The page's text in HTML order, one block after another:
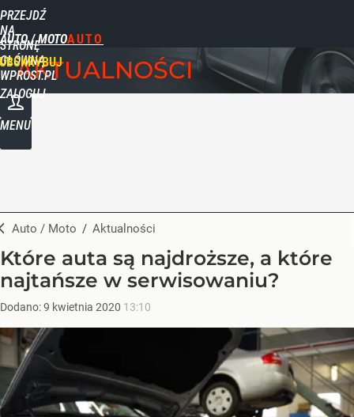
PRZEJDŹ
NA
STRONĘ
GŁÓWNĄ
WPROST.PL
AUTO / MOTO
ZALOGUJ
MENU
AKTUALNOŚCI
Auto / Moto / Aktualności
Które auta są najdroższe, a które
najtańsze w serwisowaniu?
Dodano:9 kwietnia 2020 13:10